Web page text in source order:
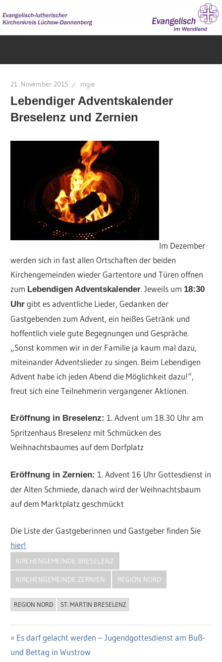
Inhalt
springen
21. November 2015 mgie
Lebendiger Adventskalender
Breselenz und Zernien
Im Dezember
werden sich in fast allen Ortschaften der beiden
Kirchengemeinden wieder Gartentore und Türen offnen
zum Lebendigen Adventskalender. Jeweils um 18:30
Uhr gibt es adventliche Lieder, Gedanken der
Gastgebenden zum Advent, ein heißes Getränk und
hoffentlich viele gute Begegnungen und Gespräche.
„Sonst kommen wir in der Familie ja kaum mal dazu,
miteinander Adventslieder zu singen. Beim Lebendigen
Advent habe ich jeden Abend die Möglichkeit dazu!“,
freut sich eine Teilnehmerin vergangener Aktionen.
Eröffnung in Breselenz: 1. Advent um 18.30 Uhr am
Spritzenhaus Breselenz mit Schmücken des
Weihnachtsbaumes auf dem Dorfplatz
Eröffnung in Zernien: 1. Advent 16 Uhr Gottesdienst in
der Alten Schmiede, danach wird der Weihnachtsbaum
auf dem Marktplatz geschmückt
Die Liste der Gastgeberinnen und Gastgeber finden Sie
hier!
KIRCHENGEMEINDE BRESELENZ
KIRCHENGEMEINDE ZERNIEN REGION NORD
REGION NORD ST. MARTIN BRESELENZ
Beitragsnavigation
Vorheriger
Beitrag:
Es darf gelacht werden – Jugendgottesdienst am Buß-
und Bettag in Wustrow